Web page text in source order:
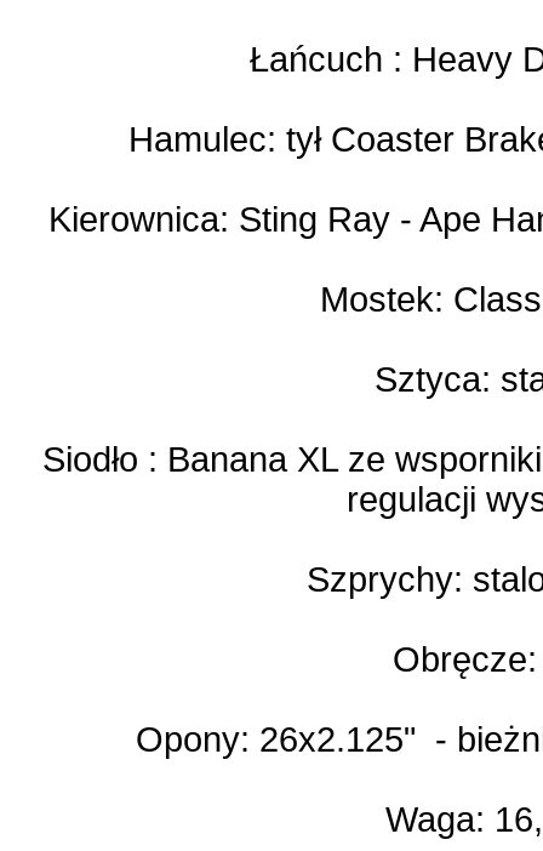
Łańcuch : Heavy
Hamulec: tył Coaster
Kierownica: Sting Ray - Ape
Mostek:
Sztyca:
Siodło : Banana XL ze
regulacji
Szprychy:
Opony: 26x2.125" -
Waga: